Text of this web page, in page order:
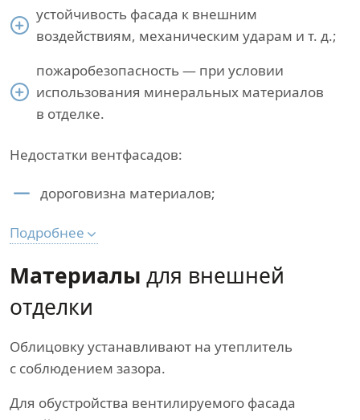
устойчивость фасада к внешним
воздействиям, механическим ударам и т. д.;
пожаробезопасность — при условии
использования минеральных материалов
в отделке.
Недостатки вентфасадов:
дороговизна материалов;
Подробнее
Материалы для внешней
отделки
Облицовку устанавливают на утеплитель
с соблюдением зазора.
Для обустройства вентилируемого фасада